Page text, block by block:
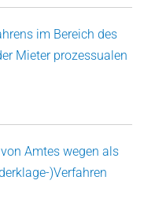
im Bereich des
Mieter prozessualen
Amtes wegen als
)Verfahren